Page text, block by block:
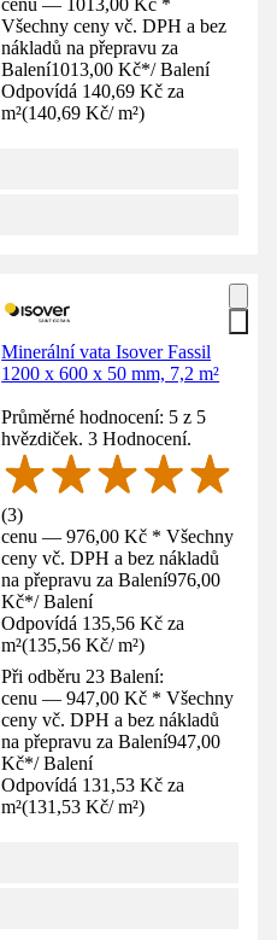
cenu — 1013,00 Kč *
Všechny ceny vč. DPH a bez
nákladů na přepravu za
Balení1013,00 Kč*/ Balení
Odpovídá 140,69 Kč za
m²(140,69 Kč/ m²)
Minerální vata Isover Fassil
1200 x 600 x 50 mm, 7,2 m²
Průměrné hodnocení: 5 z 5
hvězdiček. 3 Hodnocení.
(3)
cenu — 976,00 Kč * Všechny
ceny vč. DPH a bez nákladů
na přepravu za Balení976,00
Kč*/ Balení
Odpovídá 135,56 Kč za
m²(135,56 Kč/ m²)
Při odběru 23 Balení:
cenu — 947,00 Kč * Všechny
ceny vč. DPH a bez nákladů
na přepravu za Balení947,00
Kč*/ Balení
Odpovídá 131,53 Kč za
m²(131,53 Kč/ m²)